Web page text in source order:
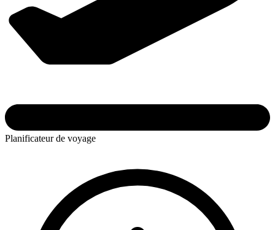
Planificateur de voyage